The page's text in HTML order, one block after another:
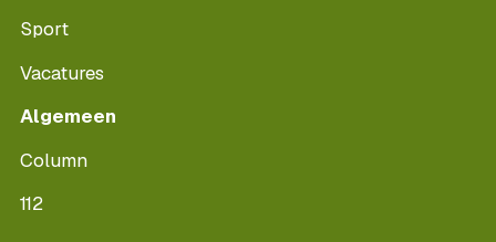
Sport
Vacatures
Algemeen
Column
112